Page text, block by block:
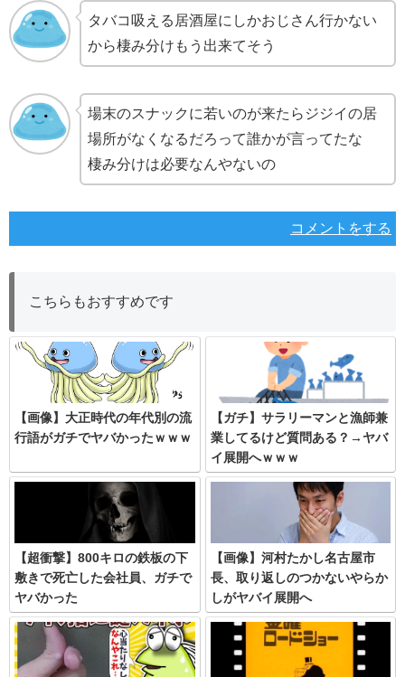
タバコ吸える居酒屋にしかおじさん行かない
から棲み分けもう出来てそう
場末のスナックに若いのが来たらジジイの居
場所がなくなるだろって誰かが言ってたな
棲み分けは必要なんやないの
コメントをする
こちらもおすすめです
【画像】大正時代の年代別の流
行語がガチでヤバかったｗｗｗ
【ガチ】サラリーマンと漁師兼
業してるけど質問ある？→ヤバ
イ展開へｗｗｗ
【超衝撃】800キロの鉄板の下
敷きで死亡した会社員、ガチで
ヤバかった
【画像】河村たかし名古屋市
長、取り返しのつかないやらか
しがヤバイ展開へ